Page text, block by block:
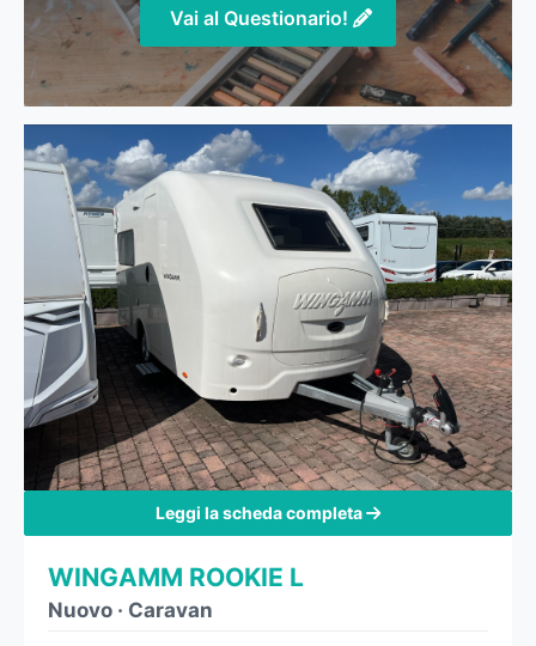
Vai al Questionario!
Leggi la scheda completa
WINGAMM ROOKIE L
Nuovo · Caravan